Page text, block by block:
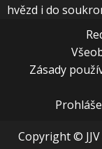
hvězd i do
Zásady
Copyright ©